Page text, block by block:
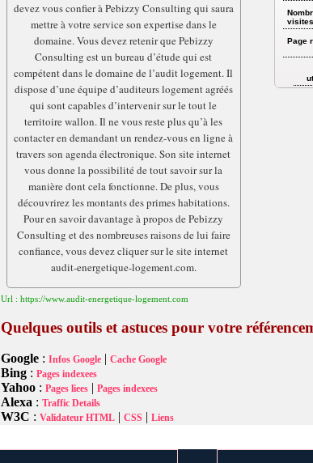
Page
devez vous confier à Pebizzy Consulting qui saura
mettre à votre service son expertise dans le
domaine. Vous devez retenir que Pebizzy
Consulting est un bureau d’étude qui est
compétent dans le domaine de l’audit logement. Il
dispose d’une équipe d’auditeurs logement agréés
qui sont capables d’intervenir sur le tout le
territoire wallon. Il ne vous reste plus qu’à les
contacter en demandant un rendez-vous en ligne à
travers son agenda électronique. Son site internet
vous donne la possibilité de tout savoir sur la
manière dont cela fonctionne. De plus, vous
découvrirez les montants des primes habitations.
Pour en savoir davantage à propos de Pebizzy
Consulting et des nombreuses raisons de lui faire
confiance, vous devez cliquer sur le site internet
audit-energetique-logement.com.
Url : https://www.audit-energetique-logement.com
Quelques outils et astuces pour votre
Google: Infos Google| Cache Google
Bing: Pages indexees
Yahoo: Pages liees| Pages indexees
Alexa: Traffic Details
W3C : Validateur HTML| CSS | Liens